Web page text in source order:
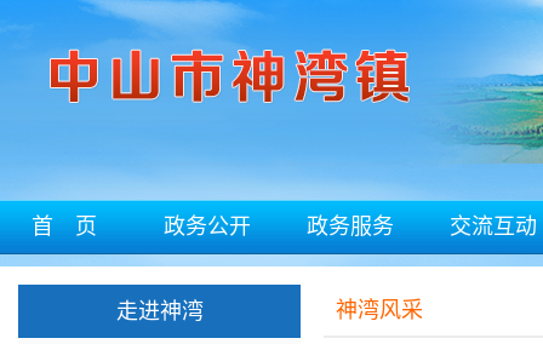
首 页 政务公开 政务服务 交流互动
走进神湾 神湾风采